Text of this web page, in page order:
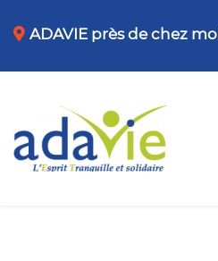
ADAVIE près de chez